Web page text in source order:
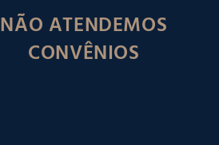
NÃO ATENDEMOS
CONVÊNIOS